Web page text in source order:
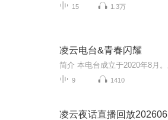
15 1.3万
凌云电台&青春闪耀
9 1410
凌云夜话直播回放202606